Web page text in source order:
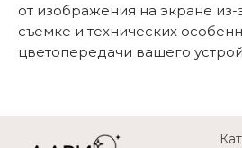
от изображения на экране
съемке и технических
цветопередачи вашего